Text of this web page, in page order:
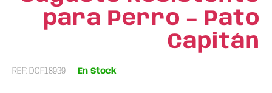
para Perro – Pato
Capitán
REF: DCF18939 En Stock